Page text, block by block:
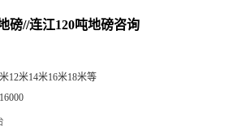
磅//连江120吨地磅咨询
12米14米16米18米等